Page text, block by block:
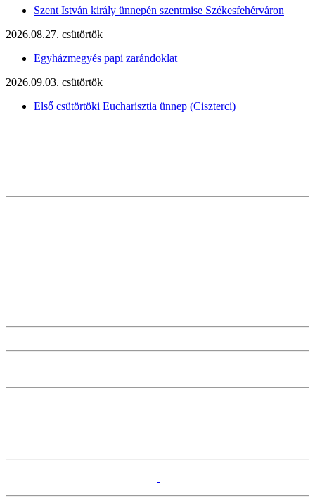
Szent István király ünnepén szentmise Székesfehérváron
2026.08.27. csütörtök
Egyházmegyés papi zarándoklat
2026.09.03. csütörtök
Első csütörtöki Eucharisztia ünnep (Ciszterci)